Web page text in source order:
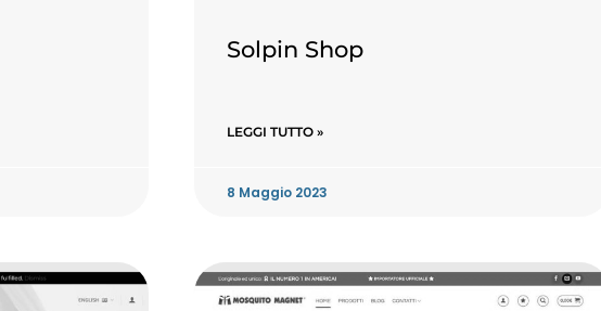
Solpin Shop
LEGGI TUTTO »
8 Maggio 2023